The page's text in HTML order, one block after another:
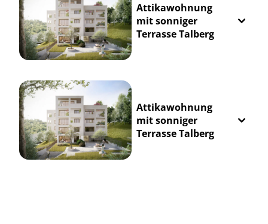
Attikawohnung
mit sonniger
Terrasse Talberg
Attikawohnung
mit sonniger
Terrasse Talberg